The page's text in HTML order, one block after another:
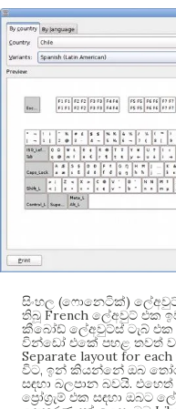
සිංහල (ෆොනෙටික්)
තිබූ French ලේඅවුට් එක
කීබෝඩ් ලේඅවුට්ස් ටැබ් එක
වින්ඩෝ එකේ පහළ තවත්
Separate layout for
විට, ඉන් කියන්නේ ඔබ
සඳහා බලපාන බවයි. එහෙත්
ප්‍රෝග්‍රැම් එක සඳහා ඔබට